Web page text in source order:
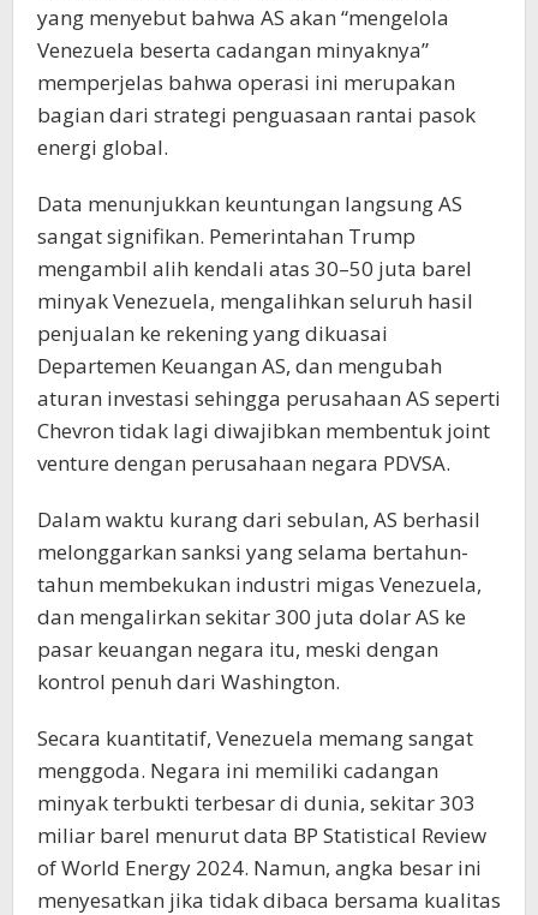
yang menyebut bahwa AS akan “mengelola
Venezuela beserta cadangan minyaknya”
memperjelas bahwa operasi ini merupakan
bagian dari strategi penguasaan rantai pasok
energi global.
Data menunjukkan keuntungan langsung AS
sangat signifikan. Pemerintahan Trump
mengambil alih kendali atas 30–50 juta barel
minyak Venezuela, mengalihkan seluruh hasil
penjualan ke rekening yang dikuasai
Departemen Keuangan AS, dan mengubah
aturan investasi sehingga perusahaan AS seperti
Chevron tidak lagi diwajibkan membentuk joint
venture dengan perusahaan negara PDVSA.
Dalam waktu kurang dari sebulan, AS berhasil
melonggarkan sanksi yang selama bertahun-
tahun membekukan industri migas Venezuela,
dan mengalirkan sekitar 300 juta dolar AS ke
pasar keuangan negara itu, meski dengan
kontrol penuh dari Washington.
Secara kuantitatif, Venezuela memang sangat
menggoda. Negara ini memiliki cadangan
minyak terbukti terbesar di dunia, sekitar 303
miliar barel menurut data BP Statistical Review
of World Energy 2024. Namun, angka besar ini
menyesatkan jika tidak dibaca bersama kualitas